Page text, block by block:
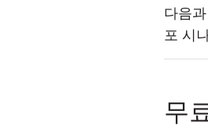
다음
포 시
무